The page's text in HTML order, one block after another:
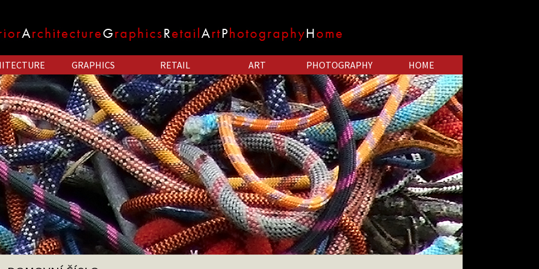
GRAPHICS RETAIL ART PHOTOGRAPHY HOME